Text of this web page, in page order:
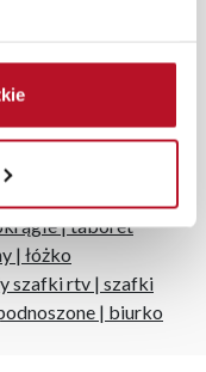
mogą różnić
|taboret
| łóżko
szafki rtv | szafki
| biurko